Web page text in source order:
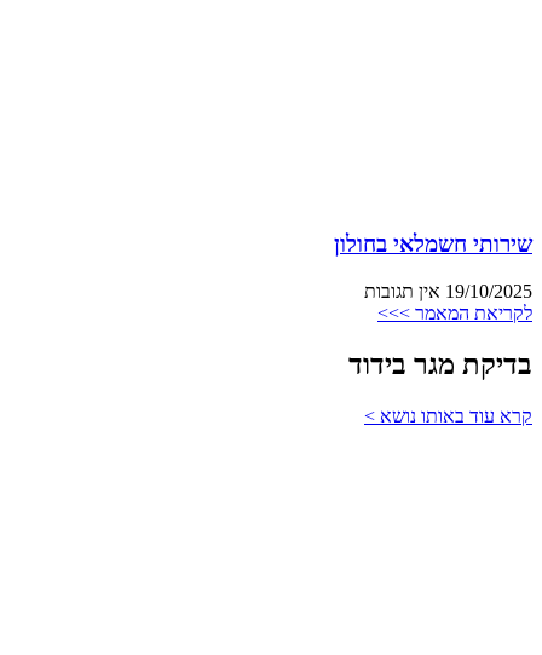
שירותי חשמלאי בחולון
19/10/2025 אין תגובות
לקריאת המאמר >>>
בדיקת מגר בידוד
קרא עוד באותו נושא >